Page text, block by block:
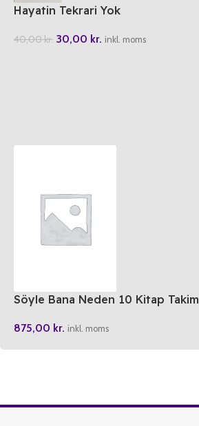
Hayatin Tekrari Yok
40,00kr. 30,00 kr. inkl. moms
Söyle Bana Neden 10 Kitap Takim
875,00 kr. inkl. moms